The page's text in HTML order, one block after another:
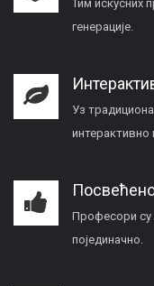
Тим искусних
генерације.
Уз
Професори су
појединачно.